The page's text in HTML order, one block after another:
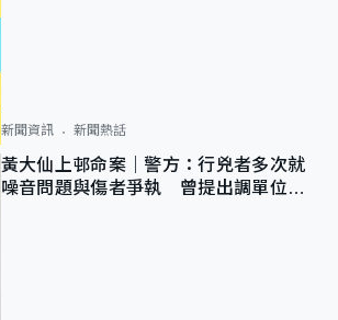
新聞資訊 新聞熱話
黃大仙上邨命案｜警方：行兇者多次就
噪音問題與傷者爭執 曾提出調單位已